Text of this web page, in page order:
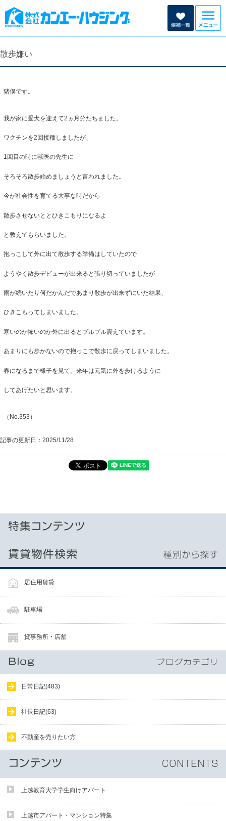
散歩嫌い
猪俣です。
我が家に愛犬を迎えて2ヵ月分たちました。
ワクチンを2回接種しましたが、
1回目の時に獣医の先生に
そろそろ散歩始めましょうと言われました。
今が社会性を育てる大事な時だから
散歩させないととひきこもりになるよ
と教えてもらいました。
抱っこして外に出て散歩する準備はしていたので
ようやく散歩デビューが出来ると張り切っていましたが
雨が続いたり何だかんだであまり散歩が出来ずにいた結果、
ひきこもってしまいました。
寒いのか怖いのか外に出るとプルプル震えています。
あまりにも歩かないので抱っこで散歩に戻ってしまいました。
春になるまで様子を見て、来年は元気に外を歩けるように
してあげたいと思います。
（No.353）
記事の更新日： 2025/11/28
居住用賃貸
駐車場
貸事務所・店舗
日常日記(483)
社長日記(63)
不動産を売りたい方
上越教育大学学生向けアパート
上越市アパート・マンション特集